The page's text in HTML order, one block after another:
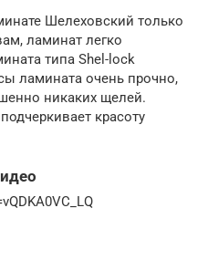
Шелеховский только
ламинат легко
типа Shel-lock
ламината очень прочно,
никаких щелей.
красоту